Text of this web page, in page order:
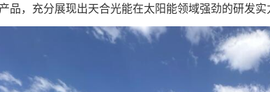
品，充分展现出天合光能在太阳能领域强劲的研发实